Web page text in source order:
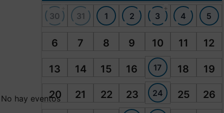
30 31 1 2 3
+
4 5
6 7 8 9 10 11 12
13 14 15 16 17 18 19
20 21 22 23 24 25 26
No hay eventos